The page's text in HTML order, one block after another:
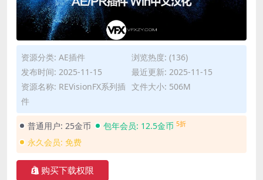
资源分类: AE插件
浏览热度: (136)
发布时间: 2025-11-15
最近更新: 2025-11-15
资源名称: REVisionFX系列插
件
文件大小: 506M
普通用户: 25金币 包年会员: 12.5金币 5折
永久会员: 免费
购买下载权限